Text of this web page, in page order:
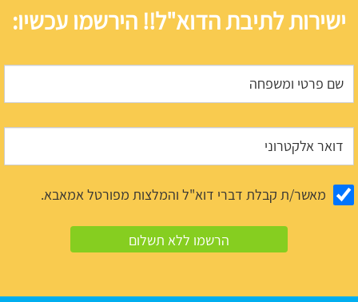
ישירות לתיבת הדוא"ל!! הירשמו עכשיו:
מאשר/ת קבלת דברי דוא"ל והמלצות מפורטל אמאבא.